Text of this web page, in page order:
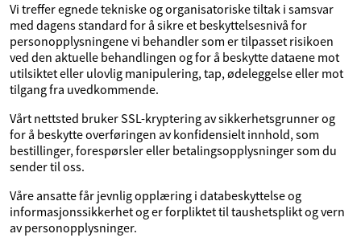
Vi treffer egnede tekniske og organisatoriske tiltak i samsvar
med dagens standard for å sikre et beskyttelsesnivå for
personopplysningene vi behandler som er tilpasset risikoen
ved den aktuelle behandlingen og for å beskytte dataene mot
utilsiktet eller ulovlig manipulering, tap, ødeleggelse eller mot
tilgang fra uvedkommende.
Vårt nettsted bruker SSL-kryptering av sikkerhetsgrunner og
for å beskytte overføringen av konfidensielt innhold, som
bestillinger, forespørsler eller betalingsopplysninger som du
sender til oss.
Våre ansatte får jevnlig opplæring i databeskyttelse og
informasjonssikkerhet og er forpliktet til taushetsplikt og vern
av personopplysninger.